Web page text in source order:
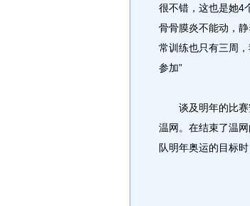
很不错，这也是她4
骨骨膜炎不能动，
常训练也只有三周
参加”
谈及明年的比赛
温网。在结束了温
队明年奥运的目标